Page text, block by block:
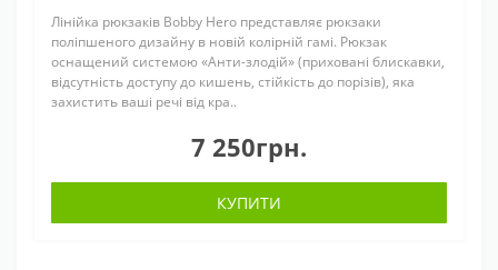
Лінійка рюкзаків Bobby Hero представляє рюкзаки
поліпшеного дизайну в новій колірній гамі. Рюкзак
оснащений системою «Анти-злодій» (приховані блискавки,
відсутність доступу до кишень, стійкість до порізів), яка
захистить ваші речі від кра..
7 250грн.
КУПИТИ